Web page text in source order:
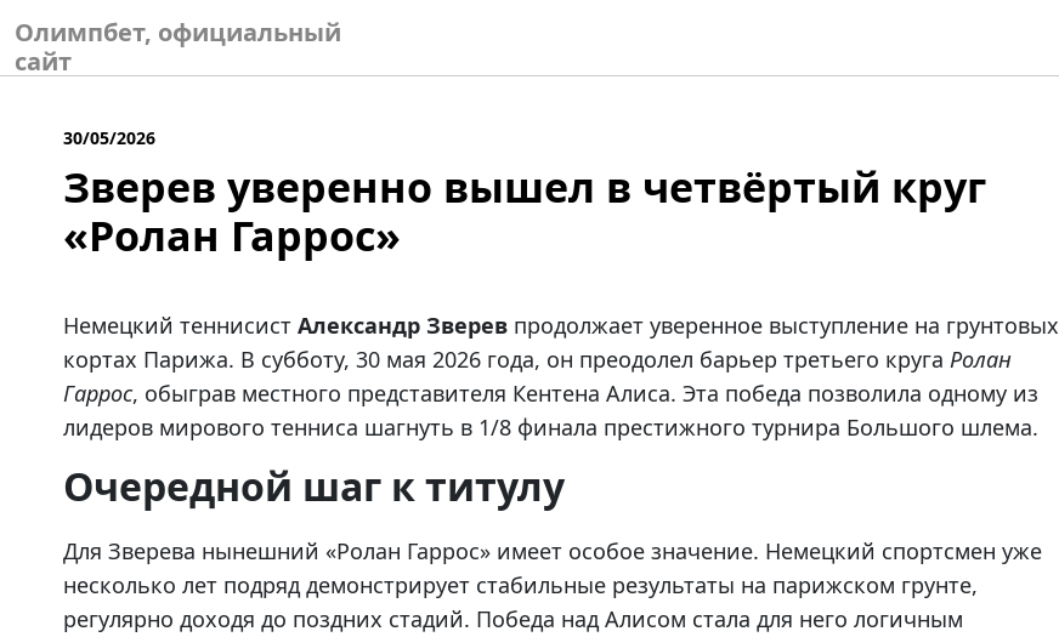
to
content
Олимпбет, официальный
сайт
30/05/2026
Зверев уверенно вышел в четвёртый круг
«Ролан Гаррос»
Немецкий теннисист Александр Зверев продолжает уверенное выступление на грунтовых
кортах Парижа. В субботу, 30 мая 2026 года, он преодолел барьер третьего круга Ролан
Гаррос, обыграв местного представителя Кентена Алиса. Эта победа позволила одному из
лидеров мирового тенниса шагнуть в 1/8 финала престижного турнира Большого шлема.
Очередной шаг к титулу
Для Зверева нынешний «Ролан Гаррос» имеет особое значение. Немецкий спортсмен уже
несколько лет подряд демонстрирует стабильные результаты на парижском грунте,
регулярно доходя до поздних стадий. Победа над Алисом стала для него логичным